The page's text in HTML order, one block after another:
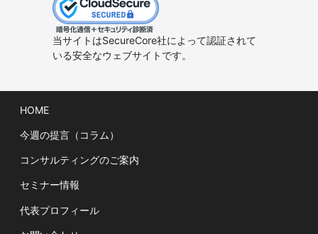
当サイトはSecureCore社によって認証されて
いる安全なウェブサイトです。
HOME
今週の提言（コラム）
コンサルティングのご案内
セミナー情報
代表プロフィール